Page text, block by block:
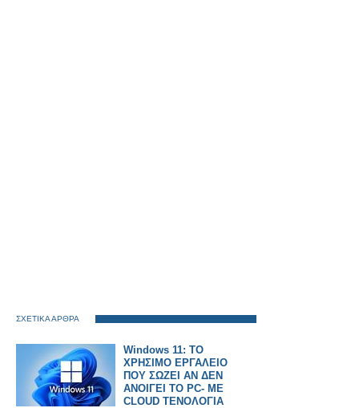
ΣΧΕΤΙΚΑ ΑΡΘΡΑ
Windows 11: ΤΟ
ΧΡΗΣΙΜΟ ΕΡΓΑΛΕΙΟ
ΠΟΥ ΣΩΖΕΙ ΑΝ ΔΕΝ
ΑΝΟΙΓΕΙ ΤΟ PC- ΜΕ
CLOUD ΤΕΝΟΛΟΓΙΑ